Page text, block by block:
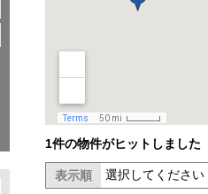
1件の物件がヒットしました
表示順